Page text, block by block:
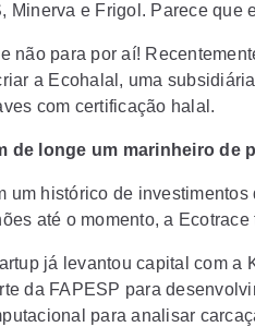
Minerva e Frigol. Parece que
não para por aí!
a Ecohalal, uma
com certificação halal.
de longe um marinheiro de
um histórico de
até o momento, a
já levantou capital com a
da FAPESP para
para analisar